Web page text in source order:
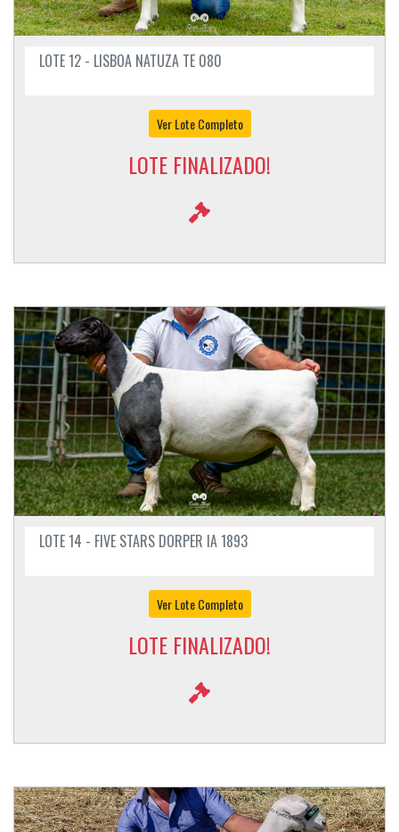
LOTE 12 - LISBOA NATUZA TE 080
Ver Lote Completo
LOTE FINALIZADO!
LOTE 14 - FIVE STARS DORPER IA 1893
Ver Lote Completo
LOTE FINALIZADO!